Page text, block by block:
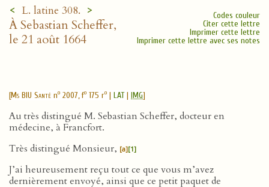
< L. latine 308. >
À Sebastian Scheffer,
le 21 août 1664
Codes couleur
Citer cette lettre
Imprimer cette lettre
Imprimer cette lettre avec ses notes
[Ms BIU Santé no 2007, fo 175 ro | LAT| IMG]
Au très distingué M. Sebastian Scheffer, docteur en
médecine, à Francfort.
Très distingué Monsieur, [a][1]
J’ai heureusement reçu tout ce que vous m’avez
dernièrement envoyé, ainsi que ce petit paquet de